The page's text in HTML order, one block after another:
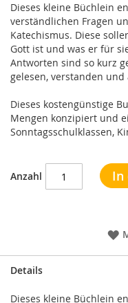
Dieses kleine Büchlein
verständlichen Fragen
Katechismus. Diese
Gott ist und was er für
Antworten sind so kurz
gelesen, verstanden
Dieses kostengünstige
Mengen konzipiert und
Sonntagsschulklassen,
Anzahl In
Details
Dieses kleine Büchlein